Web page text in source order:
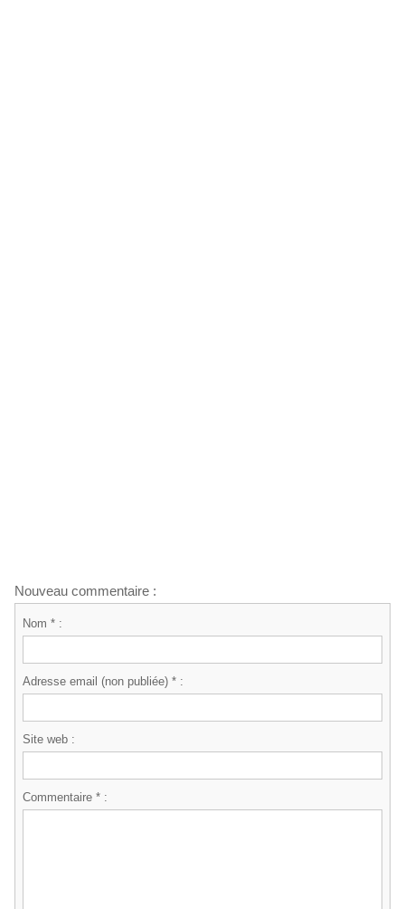
Nouveau commentaire :
Nom * :
Adresse email (non publiée) * :
Site web :
Commentaire * :